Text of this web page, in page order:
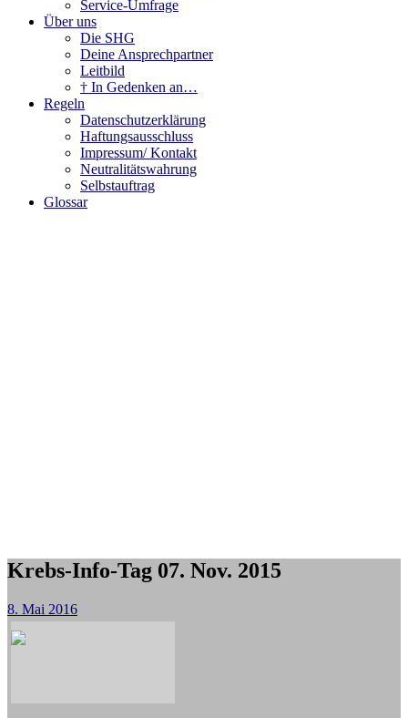
Service-Umfrage
Über uns
Die SHG
Deine Ansprechpartner
Leitbild
† In Gedenken an…
Regeln
Datenschutzerklärung
Haftungsausschluss
Impressum/ Kontakt
Neutralitätswahrung
Selbstauftrag
Glossar
Krebs-Info-Tag 07. Nov. 2015
8. Mai 2016